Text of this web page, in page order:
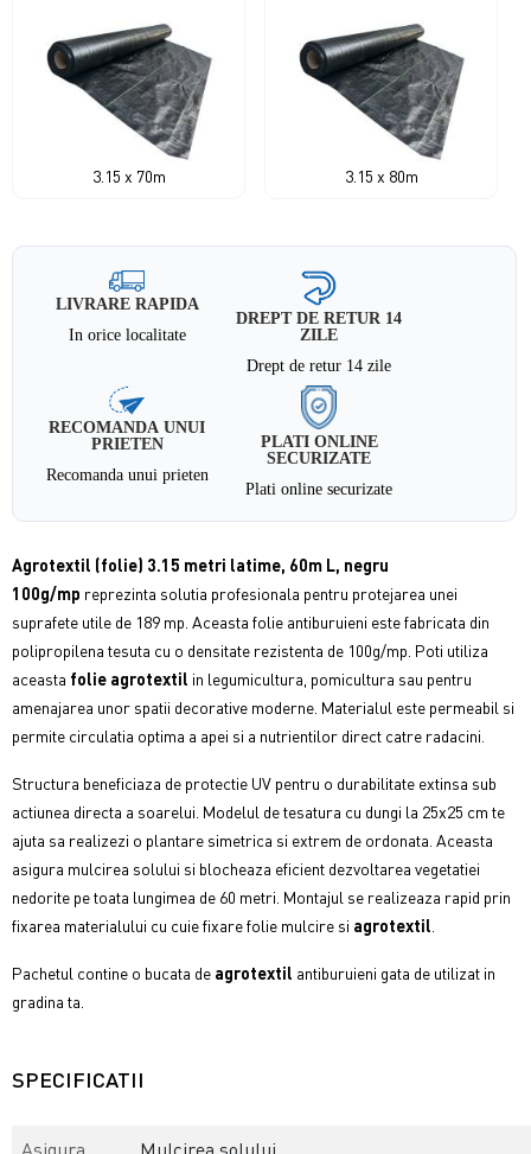
3.15 x 70m 3.15 x 80m
LIVRARE RAPIDA
In orice localitate
DREPT DE RETUR 14
ZILE
Drept de retur 14 zile
RECOMANDA UNUI
PRIETEN
Recomanda unui prieten
PLATI ONLINE
SECURIZATE
Plati online securizate
Agrotextil (folie) 3.15 metri latime, 60m L, negru
100g/mp reprezinta solutia profesionala pentru protejarea unei
suprafete utile de 189 mp. Aceasta folie antiburuieni este fabricata din
polipropilena tesuta cu o densitate rezistenta de 100g/mp. Poti utiliza
aceasta folie agrotextil in legumicultura, pomicultura sau pentru
amenajarea unor spatii decorative moderne. Materialul este permeabil si
permite circulatia optima a apei si a nutrientilor direct catre radacini.
Structura beneficiaza de protectie UV pentru o durabilitate extinsa sub
actiunea directa a soarelui. Modelul de tesatura cu dungi la 25x25 cm te
ajuta sa realizezi o plantare simetrica si extrem de ordonata. Aceasta
asigura mulcirea solului si blocheaza eficient dezvoltarea vegetatiei
nedorite pe toata lungimea de 60 metri. Montajul se realizeaza rapid prin
fixarea materialului cu cuie fixare folie mulcire si agrotextil
Pachetul contine o bucata de agrotextil antiburuieni gata de utilizat in
gradina ta.
SPECIFICATII